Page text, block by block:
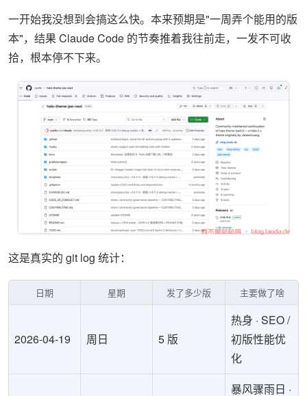
一开始我没想到会搞这么快。本来预期是"一周弄个能用的版
本"，结果 Claude Code 的节奏推着我往前走，一发不可收
拾，根本停不下来。
这是真实的 git log 统计：
日期 星期 发了多少版 主要做了啥
2026-04-19 周日 5 版
热身 · SEO /
初版性能优
化
暴风骤雨日 ·